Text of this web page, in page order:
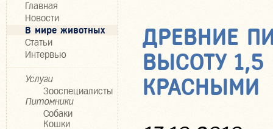
Главная
Новости
В мире животных
Статьи
Интервью
Услуги
Зооспециалисты
Питомники
Собаки
Кошки
ДРЕВНИЕ
ВЫСОТУ
КРАСНЫМИ